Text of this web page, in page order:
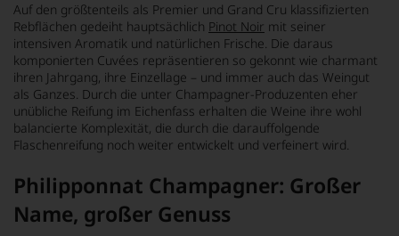
Auf den größtenteils als Premier und Grand Cru klassifizierten
Rebflächen gedeiht hauptsächlich Pinot Noir mit seiner
intensiven Aromatik und natürlichen Frische. Die daraus
komponierten Cuvées repräsentieren so gekonnt wie charmant
ihren Jahrgang, ihre Einzellage – und immer auch das Weingut
als Ganzes. Durch die unter Champagner-Produzenten eher
unübliche Reifung im Eichenfass erhalten die Weine ihre wohl
balancierte Komplexität, die durch die darauffolgende
Flaschenreifung noch weiter entwickelt und verfeinert wird.
Philipponnat Champagner: Großer
Name, großer Genuss